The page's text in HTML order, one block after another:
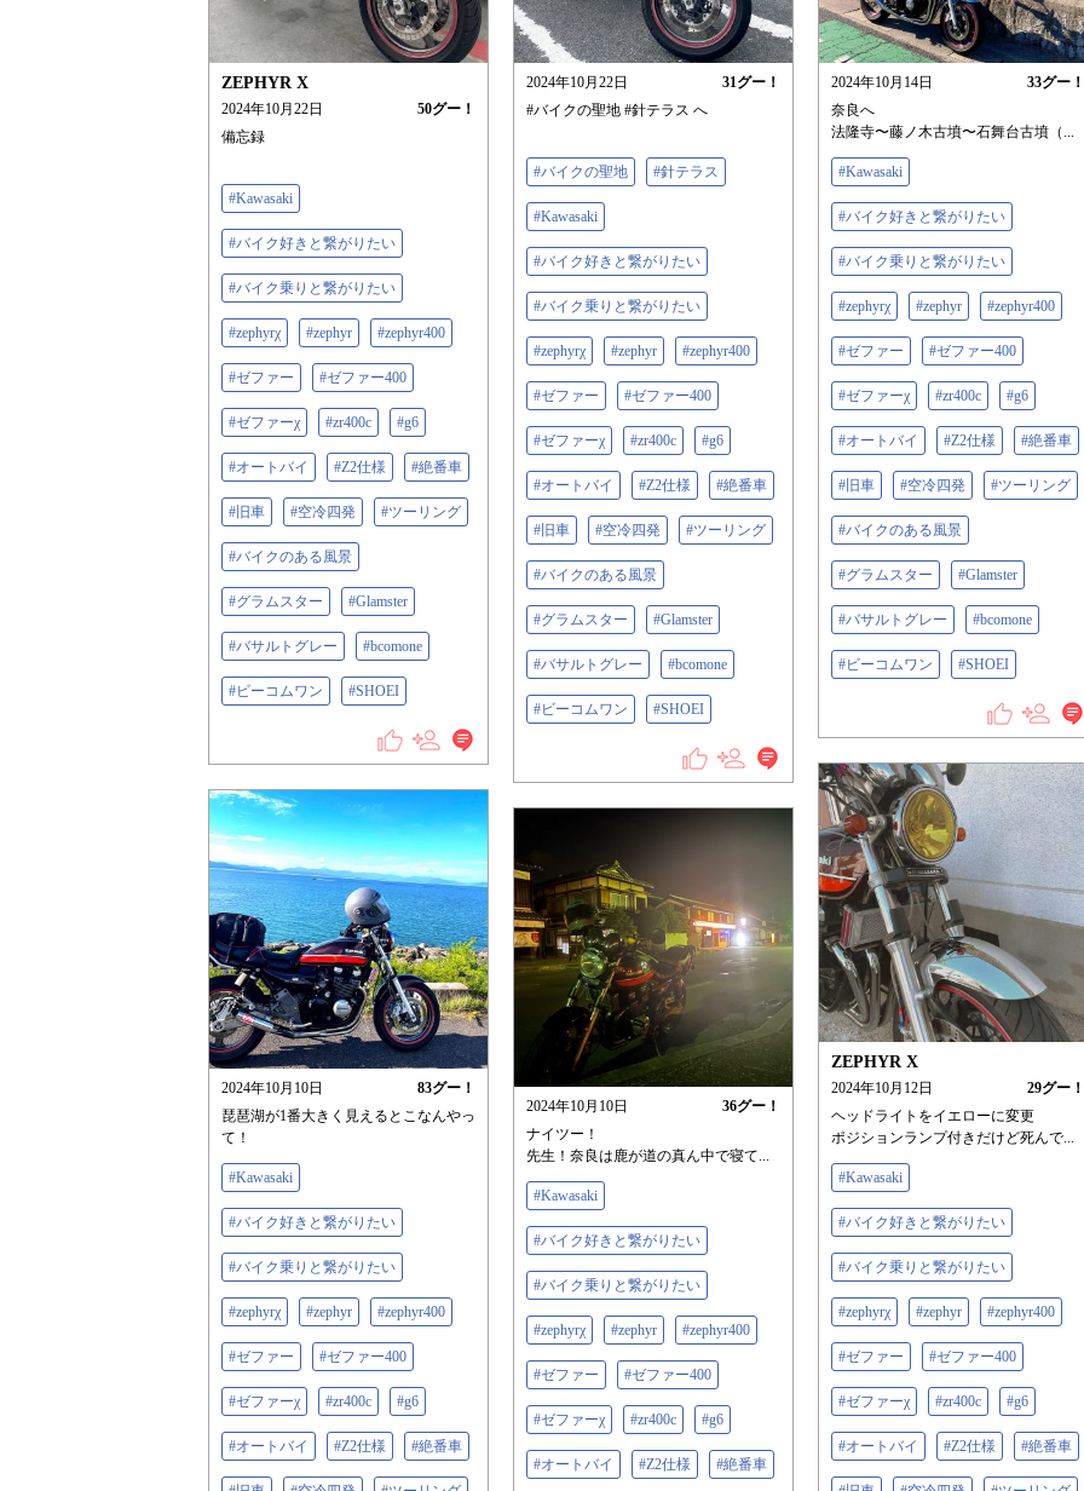
ZEPHYR X
2024年10月22日 50グー！
備忘録
#Kawasaki
#バイク好きと繋がりたい
#バイク乗りと繋がりたい
#zephyrχ #zephyr #zephyr400
#ゼファー #ゼファー400
#ゼファーχ #zr400c #g6
#オートバイ #Z2仕様 #絶番車
#旧車 #空冷四発 #ツーリング
#バイクのある風景
#グラムスター #Glamster
#バサルトグレー #bcomone
#ビーコムワン #SHOEI
2024年10月22日 31グー！
#バイクの聖地 #針テラス へ
#バイクの聖地 #針テラス
#Kawasaki
#バイク好きと繋がりたい
#バイク乗りと繋がりたい
#zephyrχ #zephyr #zephyr400
#ゼファー #ゼファー400
#ゼファーχ #zr400c #g6
#オートバイ #Z2仕様 #絶番車
#旧車 #空冷四発 #ツーリング
#バイクのある風景
#グラムスター #Glamster
#バサルトグレー #bcomone
#ビーコムワン #SHOEI
2024年10月14日 33グー！
奈良へ
法隆寺〜藤ノ木古墳〜石舞台古墳（...
#Kawasaki
#バイク好きと繋がりたい
#バイク乗りと繋がりたい
#zephyrχ #zephyr #zephyr400
#ゼファー #ゼファー400
#ゼファーχ #zr400c #g6
#オートバイ #Z2仕様 #絶番車
#旧車 #空冷四発 #ツーリング
#バイクのある風景
#グラムスター #Glamster
#バサルトグレー #bcomone
#ビーコムワン #SHOEI
ZEPHYR X
2024年10月12日 29グー！
ヘッドライトをイエローに変更
ポジションランプ付きだけど死んで...
#Kawasaki
#バイク好きと繋がりたい
#バイク乗りと繋がりたい
#zephyrχ #zephyr #zephyr400
#ゼファー #ゼファー400
#ゼファーχ #zr400c #g6
#オートバイ #Z2仕様 #絶番車
2024年10月10日 83グー！
琵琶湖が1番大きく見えるとこなんやっ
て！
#Kawasaki
#バイク好きと繋がりたい
#バイク乗りと繋がりたい
#zephyrχ #zephyr #zephyr400
#ゼファー #ゼファー400
#ゼファーχ #zr400c #g6
#オートバイ #Z2仕様 #絶番車
2024年10月10日 36グー！
ナイツー！
先生！奈良は鹿が道の真ん中で寝て...
#Kawasaki
#バイク好きと繋がりたい
#バイク乗りと繋がりたい
#zephyrχ #zephyr #zephyr400
#ゼファー #ゼファー400
#ゼファーχ #zr400c #g6
#オートバイ #Z2仕様 #絶番車